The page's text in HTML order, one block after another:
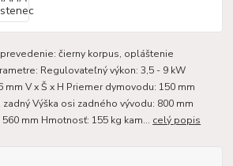
čierny korpus, opláštenie
Regulovateľný výkon: 3,5 - 9 kW
mm V x Š x H Priemer dymovodu: 150 mm
Výška osi zadného vývodu: 800 mm
mm Hmotnosť: 155 kg kam... celý popis